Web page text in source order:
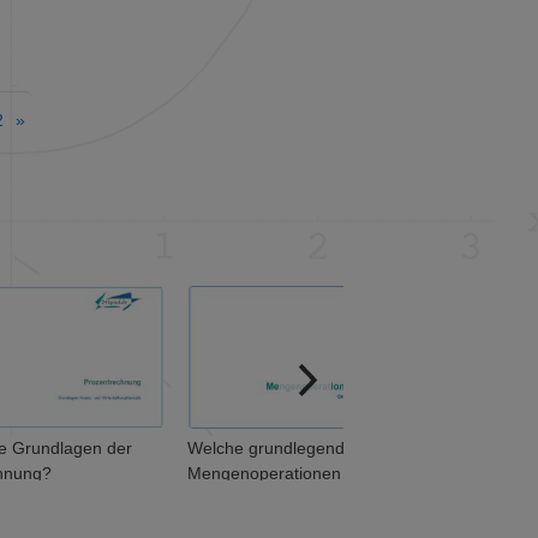
»
Welche grundlegenden
Mengenoperationen
Welche Zahlenmengen sind
$\mathbb{N}$, $\mathbb{Z}$,